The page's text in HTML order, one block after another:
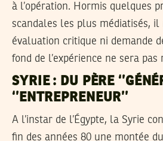
à l’opération. Hormis quelques
scandales les plus médiatisés, il
évaluation critique ni demande
fond de l’expérience ne sera pas
SYRIE : DU PÈRE
‘’ENTREPRENEUR’’
A l’instar de l’Égypte, la Syrie
fin des années 80 une montée